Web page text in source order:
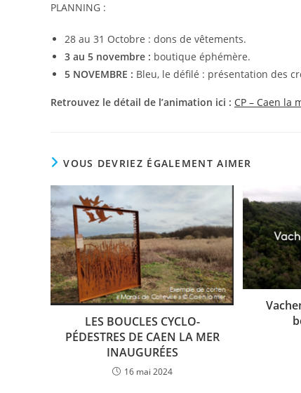
PLANNING :
28 au 31 Octobre : dons de vêtements.
3 au 5 novembre : boutique éphémère.
5 NOVEMBRE : Bleu, le défilé : présentation des
Retrouvez le détail de l’animation ici : CP – Caen la
VOUS DEVRIEZ ÉGALEMENT AIMER
LES BOUCLES CYCLO-
PÉDESTRES DE CAEN LA MER
INAUGURÉES
16 mai 2024